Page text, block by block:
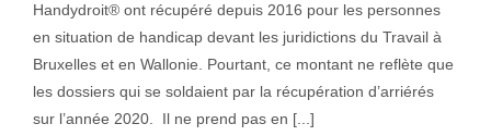
Handydroit® ont récupéré depuis 2016 pour les personnes
en situation de handicap devant les juridictions du Travail à
Bruxelles et en Wallonie. Pourtant, ce montant ne reflète que
les dossiers qui se soldaient par la récupération d’arriérés
sur l’année 2020. Il ne prend pas en [...]